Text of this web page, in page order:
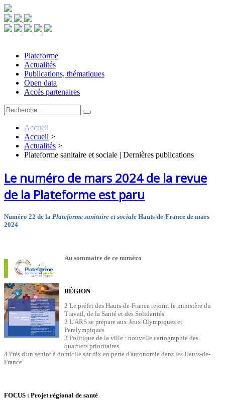
Plateforme
Actualités
Publications, thématiques
Open data
Accés partenaires
Accueil
Accueil >
Actualités >
Plateforme sanitaire et sociale | Dernières publications
Le numéro de mars 2024 de la revue
de la Plateforme est paru
Numéro 22 de la Plateforme sanitaire et sociale Hauts-de-France de mars
2024
Au sommaire de ce numéro
RÉGION
2 Le préfet des Hauts-de-France rejoint le ministère du
Travail, de la Santé et des Solidarités
2 L'ARS se prépare aux Jeux Olympiques et
Paralympiques
3 Politique de la ville : nouvelle cartographie des
quartiers prioritaires
4 Près d'un senior à domicile sur dix en perte d'autonomie dans les Hauts-de-
France
FOCUS : Projet régional de santé